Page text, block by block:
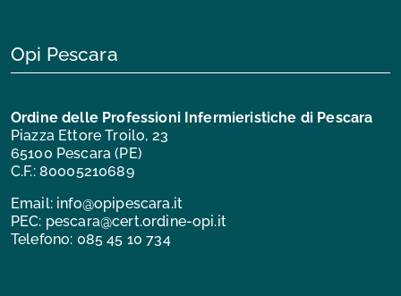
Opi Pescara
Ordine delle Professioni Infermieristiche di Pescara
Piazza Ettore Troilo, 23
65100 Pescara (PE)
C.F.: 80005210689
Email: info@opipescara.it
PEC: pescara@cert.ordine-opi.it
Telefono: 085 45 10 734